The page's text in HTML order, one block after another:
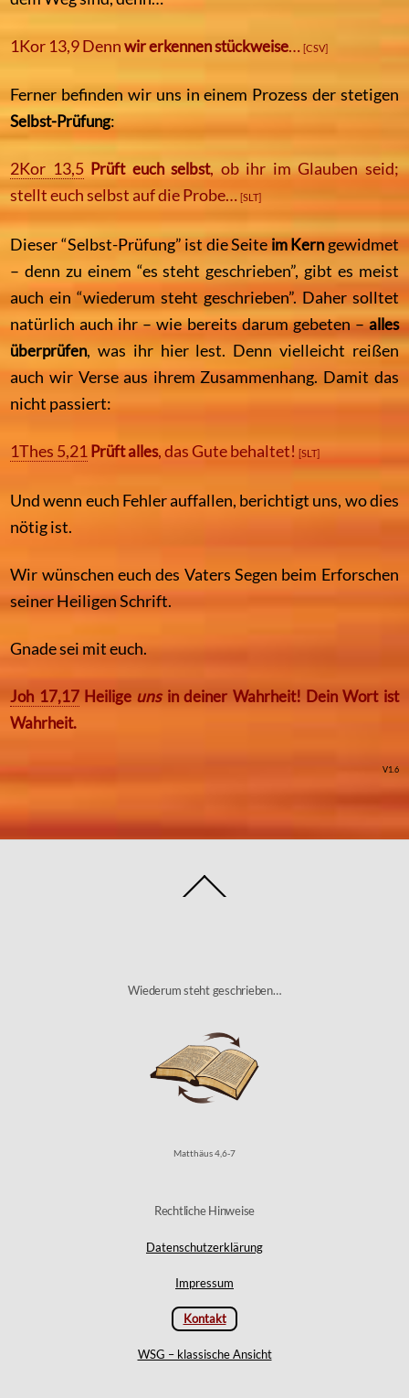
1Kor 13,9 Dennwir erkennen stückweise…[CSV]
Ferner befinden wir uns in einem Prozess der stetigen
Selbst-Prüfung:
2Kor 13,5 Prüft euch selbst, ob ihr im Glauben seid;
stellt euch selbst auf die Probe…[SLT]
Dieser “Selbst-Prüfung” ist die Seite im Kerngewidmet
– denn zu einem “es steht geschrieben”, gibt es meist
auch ein “wiederum steht geschrieben”. Daher solltet
natürlich auch ihr – wie bereits darum gebeten –alles
überprüfen, was ihr hier lest. Denn vielleicht reißen
auch wir Verse aus ihrem Zusammenhang. Damit das
nicht passiert:
1Thes 5,21 Prüft alles, das Gute behaltet![SLT]
Und wenn euch Fehler auffallen, berichtigt uns, wo dies
nötig ist.
Wir wünschen euch des Vaters Segen beim Erforschen
seiner Heiligen Schrift.
Gnade sei mit euch.
Joh 17,17 Heilige unsin deiner Wahrheit! Dein Wort ist
Wahrheit.
V1.6
To
Wiederum steht geschrieben…
Matthäus 4,6-7
Rechtliche Hinweise
Datenschutzerklärung
Impressum
Kontakt
WSG – klassische Ansicht